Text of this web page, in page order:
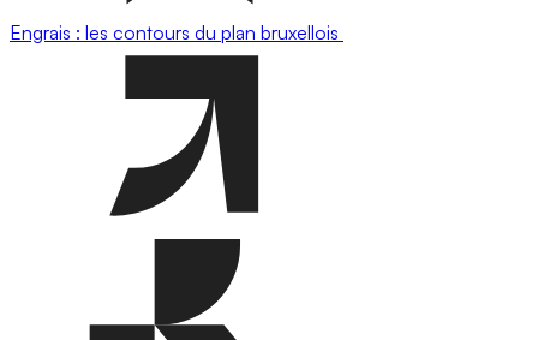
Engrais : les contours du plan bruxellois